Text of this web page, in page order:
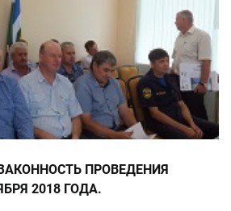
ПРОВЕДЕНИЯ
2018 ГОДА.